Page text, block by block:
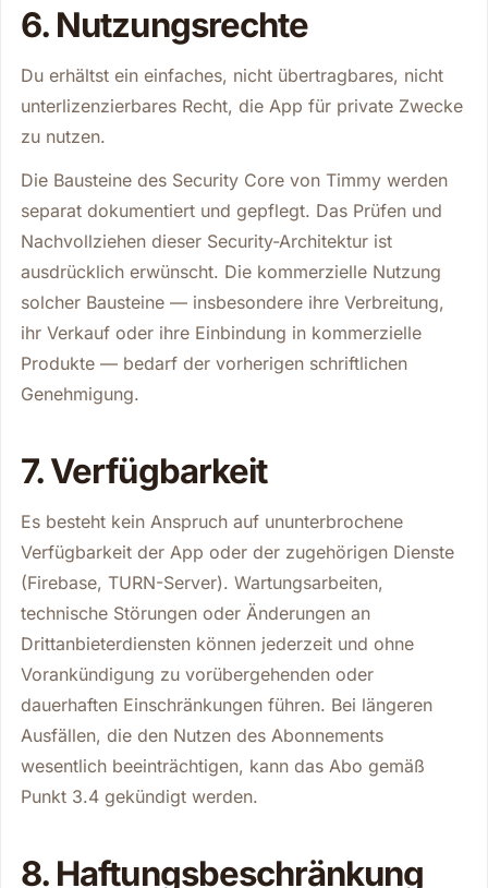
6. Nutzungsrechte
Du erhältst ein einfaches, nicht übertragbares, nicht
unterlizenzierbares Recht, die App für private Zwecke
zu nutzen.
Die Bausteine des Security Core von Timmy werden
separat dokumentiert und gepflegt. Das Prüfen und
Nachvollziehen dieser Security-Architektur ist
ausdrücklich erwünscht. Die kommerzielle Nutzung
solcher Bausteine — insbesondere ihre Verbreitung,
ihr Verkauf oder ihre Einbindung in kommerzielle
Produkte — bedarf der vorherigen schriftlichen
Genehmigung.
7. Verfügbarkeit
Es besteht kein Anspruch auf ununterbrochene
Verfügbarkeit der App oder der zugehörigen Dienste
(Firebase, TURN-Server). Wartungsarbeiten,
technische Störungen oder Änderungen an
Drittanbieterdiensten können jederzeit und ohne
Vorankündigung zu vorübergehenden oder
dauerhaften Einschränkungen führen. Bei längeren
Ausfällen, die den Nutzen des Abonnements
wesentlich beeinträchtigen, kann das Abo gemäß
Punkt 3.4 gekündigt werden.
8. Haftungsbeschränkung